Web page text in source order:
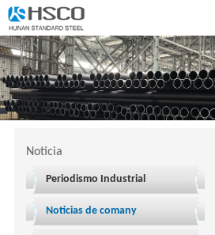
Noticia
Periodismo Industrial
Noticias de comany